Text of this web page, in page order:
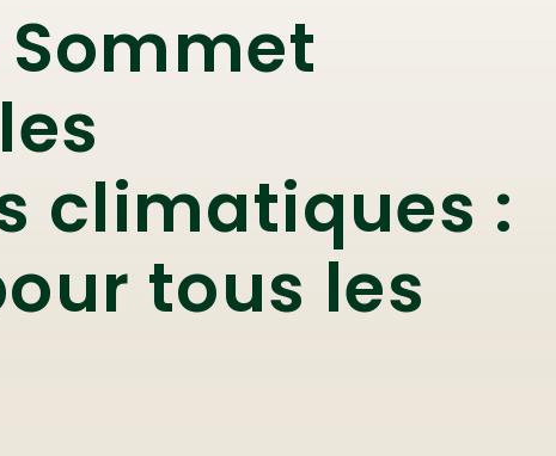
Encan virtuel
Cocktail-bénéfice
climatiques :
tous les